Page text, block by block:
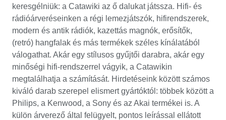
keresgélniük: a Catawiki az ő dalukat játssza. Hifi- és
rádióárveréseinken a régi lemezjátszók, hifirendszerek,
modern és antik rádiók, kazettás magnók, erősítők,
(retró) hangfalak és más termékek széles kínálatából
válogathat. Akár egy stílusos gyűjtői darabra, akár egy
minőségi hifi-rendszerrel vágyik, a Catawikin
megtalálhatja a számítását. Hirdetéseink között számos
kiváló darab szerepel elismert gyártóktól: többek között a
Philips, a Kenwood, a Sony és az Akai termékei is. A
külön árverező által felügyelt, pontos leírással ellátott